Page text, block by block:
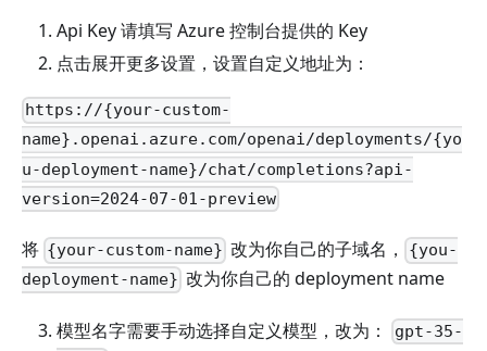
Api Key 请填写 Azure 控制台提供的 Key
点击展开更多设置，设置自定义地址为：
https://{your-custom-
name}.openai.azure.com/openai/deployments/{yo
u-deployment-name}/chat/completions?api-
version=2024-07-01-preview
将 {your-custom-name} 改为你自己的子域名，
{you-
deployment-name} 改为你自己的 deployment name
模型名字需要手动选择自定义模型，改为：
gpt-35-